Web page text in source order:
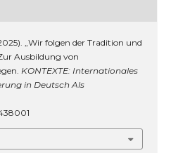
„Wir folgen der Tradition und
Ausbildung von
KONTEXTE: Internationales
in Deutsch Als